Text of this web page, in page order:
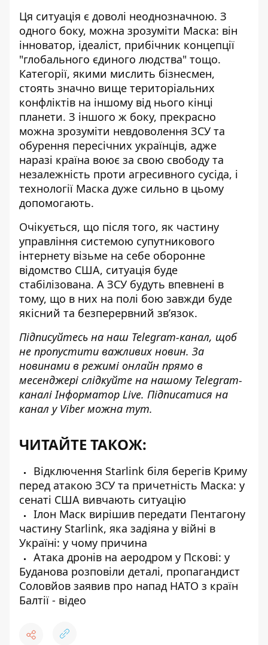
Ця ситуація є доволі неоднозначною. З
одного боку, можна зрозуміти Маска: він
інноватор, ідеаліст, прибічник концепції
"глобального єдиного людства" тощо.
Категорії, якими мислить бізнесмен,
стоять значно вище територіальних
конфліктів на іншому від нього кінці
планети. З іншого ж боку, прекрасно
можна зрозуміти невдоволення ЗСУ та
обурення пересічних українців, адже
наразі країна воює за свою свободу та
незалежність проти агресивного сусіда, і
технології Маска дуже сильно в цьому
допомогають.
Очікується, що після того, як частину
управління системою супутникового
інтернету візьме на себе оборонне
відомство США, ситуація буде
стабілізована. А ЗСУ будуть впевнені в
тому, що в них на полі бою завжди буде
якісний та безперервний зв’язок.
Підписуйтесь на наш Telegram-канал, щоб
не пропустити важливих новин. За
новинами в режимі онлайн прямо в
месенджері слідкуйте на нашому Telegram-
каналі Інформатор Live. Підписатися на
канал у Viber можна тут.
ЧИТАЙТЕ ТАКОЖ:
Відключення Starlink біля берегів Криму
перед атакою ЗСУ та причетність Маска: у
сенаті США вивчають ситуацію
Ілон Маск вирішив передати Пентагону
частину Starlink, яка задіяна у війні в
Україні: у чому причина
Атака дронів на аеродром у Пскові: у
Буданова розповіли деталі, пропагандист
Соловйов заявив про напад НАТО з країн
Балтії - відео